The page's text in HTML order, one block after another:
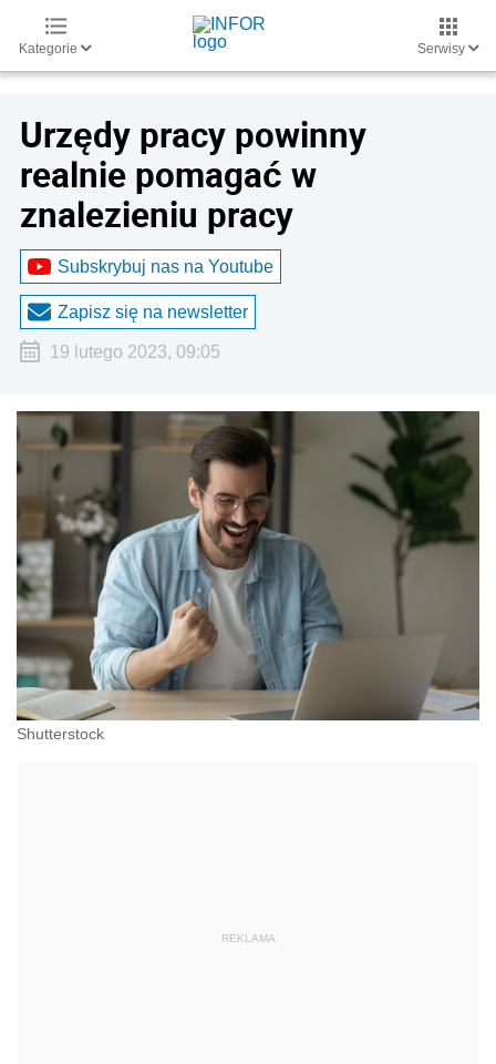
Kategorie Serwisy
Urzędy pracy powinny
realnie pomagać w
znalezieniu pracy
Subskrybuj nas na Youtube
Zapisz się na newsletter
19 lutego 2023, 09:05
Shutterstock